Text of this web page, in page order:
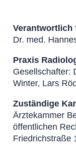
Verantwortlich
Dr. med.
Praxis
Gesellschafter:
Winter, Lars
Zuständige
Ärztekammer
öffentlichen
Friedrichstraße